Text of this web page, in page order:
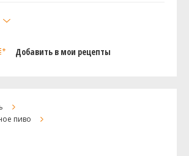
Добавить в мои рецепты
Пилзнер
рецепт полностью
пиво